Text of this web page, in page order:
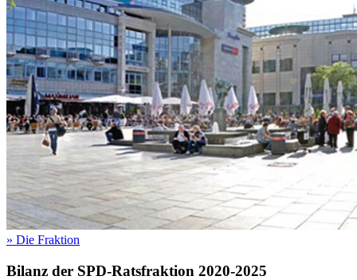
» Die Fraktion
Bilanz der SPD-Ratsfraktion 2020-2025